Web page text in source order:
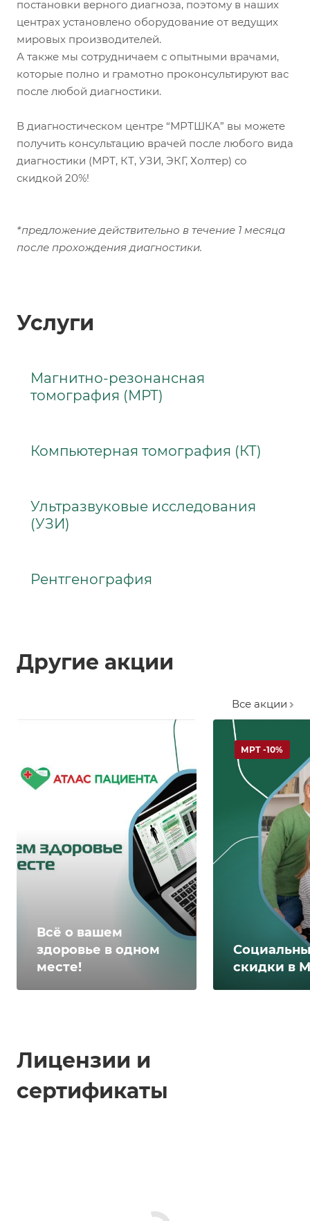
постановки верного диагноза, поэтому в наших
центрах установлено оборудование от ведущих
мировых производителей.
А также мы сотрудничаем с опытными врачами,
которые полно и грамотно проконсультируют вас
после любой диагностики.
В диагностическом центре “МРТШКА” вы можете
получить консультацию врачей после любого вида
диагностики (МРТ, КТ, УЗИ, ЭКГ, Холтер) со
скидкой 20%!
*предложение действительно в течение 1 месяца
после прохождения диагностики.
Услуги
Магнитно-резонансная
томография (МРТ)
Компьютерная томография (КТ)
Ультразвуковые исследования
(УЗИ)
Рентгенография
Другие акции
Все акции
Всё о вашем
здоровье в одном
месте!
скидки в
МРТ -10%
Лицензии и
сертификаты